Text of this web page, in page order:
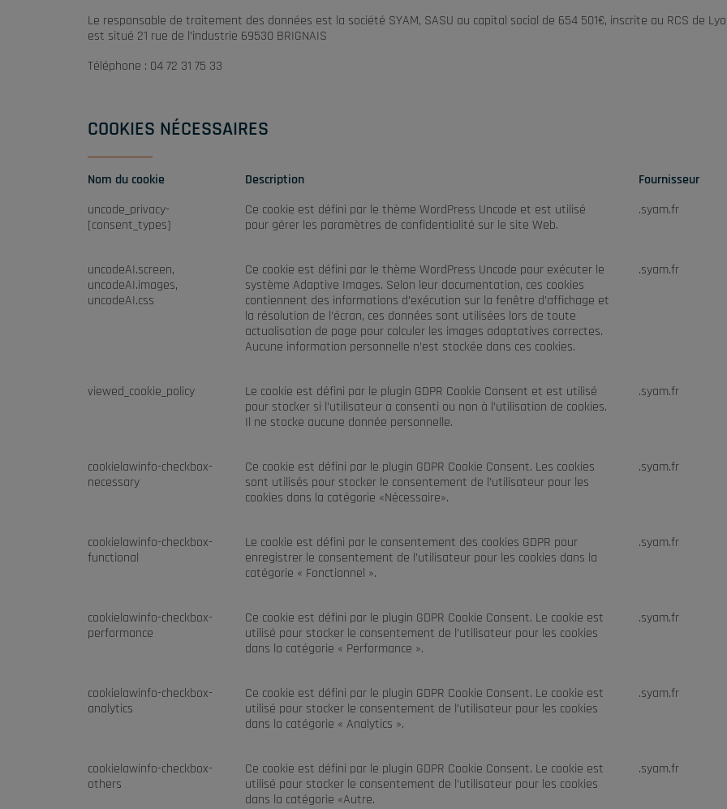
Le responsable de traitement des données est la société SYAM, SASU au capital social de 654 501€, inscrite au RCS de
est situé 21 rue de l’industrie 69530 BRIGNAIS
Téléphone : 04 72 31 75 33
COOKIES NÉCESSAIRES
Nom du cookie Description Fournisseur
uncode_privacy-
[consent_types]
Ce cookie est défini par le thème WordPress Uncode et est utilisé
pour gérer les paramètres de confidentialité sur le site Web.
.syam.fr
uncodeAI.screen,
uncodeAI.images,
uncodeAI.css
Ce cookie est défini par le thème WordPress Uncode pour exécuter le
système Adaptive Images. Selon leur documentation, ces cookies
contiennent des informations d’exécution sur la fenêtre d’affichage et
la résolution de l’écran, ces données sont utilisées lors de toute
actualisation de page pour calculer les images adaptatives correctes.
Aucune information personnelle n’est stockée dans ces cookies.
.syam.fr
viewed_cookie_policy
Le cookie est défini par le plugin GDPR Cookie Consent et est utilisé
pour stocker si l’utilisateur a consenti ou non à l’utilisation de cookies.
Il ne stocke aucune donnée personnelle.
.syam.fr
cookielawinfo-checkbox-
necessary
Ce cookie est défini par le plugin GDPR Cookie Consent. Les cookies
sont utilisés pour stocker le consentement de l’utilisateur pour les
cookies dans la catégorie «Nécessaire».
.syam.fr
cookielawinfo-checkbox-
functional
Le cookie est défini par le consentement des cookies GDPR pour
enregistrer le consentement de l’utilisateur pour les cookies dans la
catégorie « Fonctionnel ».
.syam.fr
cookielawinfo-checkbox-
performance
Ce cookie est défini par le plugin GDPR Cookie Consent. Le cookie est
utilisé pour stocker le consentement de l’utilisateur pour les cookies
dans la catégorie « Performance ».
.syam.fr
cookielawinfo-checkbox-
analytics
Ce cookie est défini par le plugin GDPR Cookie Consent. Le cookie est
utilisé pour stocker le consentement de l’utilisateur pour les cookies
dans la catégorie « Analytics ».
.syam.fr
cookielawinfo-checkbox-
others
Ce cookie est défini par le plugin GDPR Cookie Consent. Le cookie est
utilisé pour stocker le consentement de l’utilisateur pour les cookies
dans la catégorie «Autre.
.syam.fr